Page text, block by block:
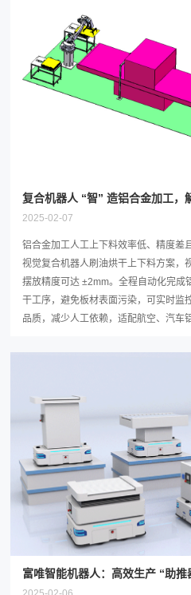
复合机器人 “智” 造铝合金加工，
2025-02-07
铝合金加工人工上下料效率低、精度差
视觉复合机器人刷油烘干上下料方案，
摆放精度可达 ±2mm。全程自动化完成
干工序，避免板材表面污染，可实时监
品质，减少人工依赖，适配航空、汽车铝
富唯智能机器人：高效生产 “助推